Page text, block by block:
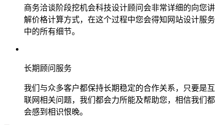
商务洽谈阶段挖机会科技设计顾问会非常详细的向您讲
解价格计算方式，在这个过程中您会得知网站设计服务
中的所有细节。
长期顾问服务
我们与众多客户都保持长期稳定的合作关系，只要是互
联网相关问题，我们都会力所能及帮助您，相信我们都
会感到相识恨晚。